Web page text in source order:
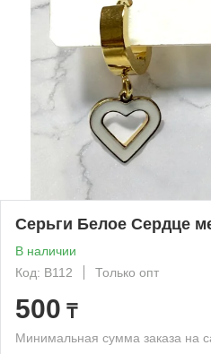
Серьги Белое Сердце
В наличии
Код: B112
Только опт
500 ₸
Минимальная сумма заказа на